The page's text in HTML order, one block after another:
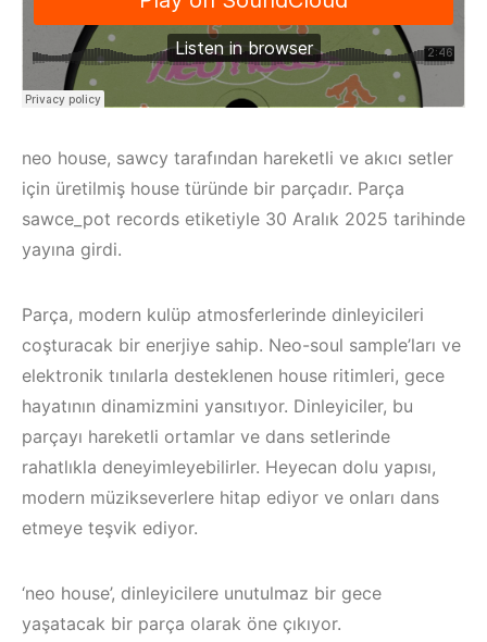
neo house, sawcy tarafından hareketli ve akıcı setler
için üretilmiş house türünde bir parçadır. Parça
sawce_pot records etiketiyle 30 Aralık 2025 tarihinde
yayına girdi.
Parça, modern kulüp atmosferlerinde dinleyicileri
coşturacak bir enerjiye sahip. Neo-soul sample’ları ve
elektronik tınılarla desteklenen house ritimleri, gece
hayatının dinamizmini yansıtıyor. Dinleyiciler, bu
parçayı hareketli ortamlar ve dans setlerinde
rahatlıkla deneyimleyebilirler. Heyecan dolu yapısı,
modern müzikseverlere hitap ediyor ve onları dans
etmeye teşvik ediyor.
‘neo house’, dinleyicilere unutulmaz bir gece
yaşatacak bir parça olarak öne çıkıyor.